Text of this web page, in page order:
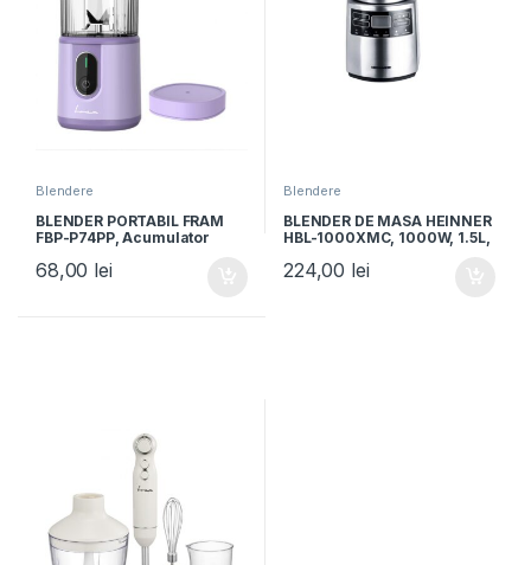
Blendere
BLENDER PORTABIL FRAM
FBP-P74PP, Acumulator
inox, Cablu incarcare TYPE-
68,00 lei
Blendere
BLENDER DE MASA HEINNER
HBL-1000XMC, 1000W, 1.5L,
Negru/Argintiu
224,00 lei